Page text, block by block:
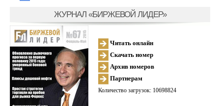
ЖУРНАЛ «БИРЖЕВОЙ ЛИДЕР»
Читать онлайн
Скачать номер
Архив номеров
Партнерам
Количество загрузок: 10698824